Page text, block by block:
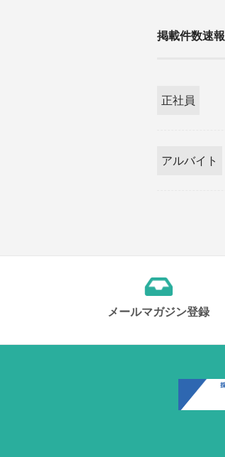
掲載件数速報
正社員
アルバイト
メールマガジン登録